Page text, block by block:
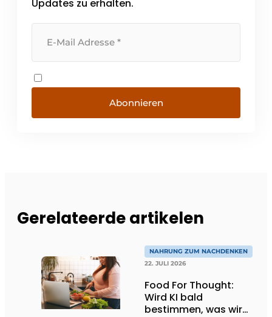
Updates zu erhalten.
Abonnieren
Gerelateerde artikelen
NAHRUNG ZUM NACHDENKEN
22. JULI 2026
Food For Thought:
Wird KI bald
bestimmen, was wir